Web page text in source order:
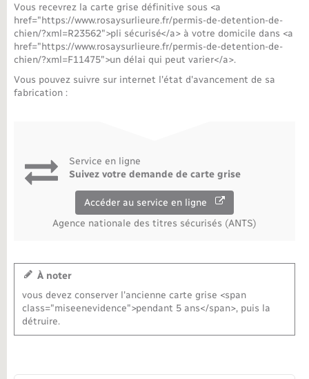
Vous recevrez la carte grise définitive sous <a
href="https://www.rosaysurlieure.fr/permis-de-detention-de-
chien/?xml=R23562">pli sécurisé</a> à votre domicile dans <a
href="https://www.rosaysurlieure.fr/permis-de-detention-de-
chien/?xml=F11475">un délai qui peut varier</a>.
Vous pouvez suivre sur internet l'état d'avancement de sa
fabrication :
Service en ligne
Suivez votre demande de carte grise
Accéder au service en ligne
Agence nationale des titres sécurisés (ANTS)
À noter
vous devez conserver l'ancienne carte grise <span
class="miseenevidence">pendant 5 ans</span>, puis la
détruire.